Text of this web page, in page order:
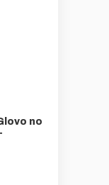
no